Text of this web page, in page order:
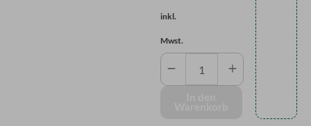
inkl.
Mwst.
Schattenfugenrahmen
nach